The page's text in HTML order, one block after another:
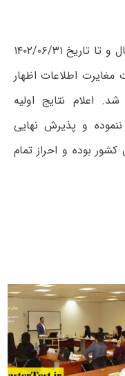
متقاضیان بایستی طی حداکثر ۸ نیمسال و تا تاریخ ۱۴۰۲/۰۶/۳۱
اطلاعات اظهار
اعلام نتایج اولیه
و پذیرش نهایی
بوده و احراز تمام